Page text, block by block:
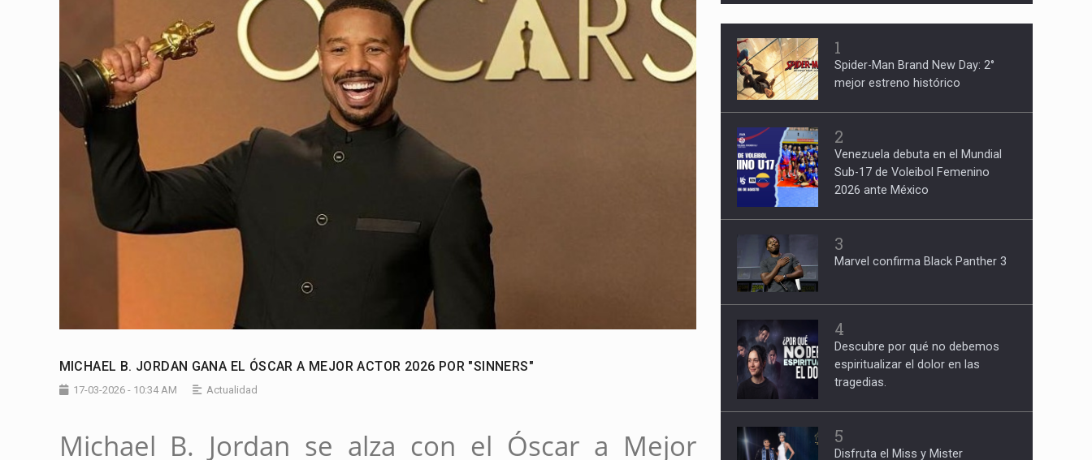
MICHAEL B. JORDAN GANA EL ÓSCAR A MEJOR ACTOR 2026 POR "SINNERS"
17-03-2026 - 10:34 AM Actualidad
Michael B. Jordan se alza con el Óscar a Mejor
1
Spider-Man Brand New Day: 2°
mejor estreno histórico
2
Venezuela debuta en el Mundial
Sub-17 de Voleibol Femenino
2026 ante México
3
Marvel confirma Black Panther 3
4
Descubre por qué no debemos
espiritualizar el dolor en las
tragedias.
5
Disfruta el Miss y Mister